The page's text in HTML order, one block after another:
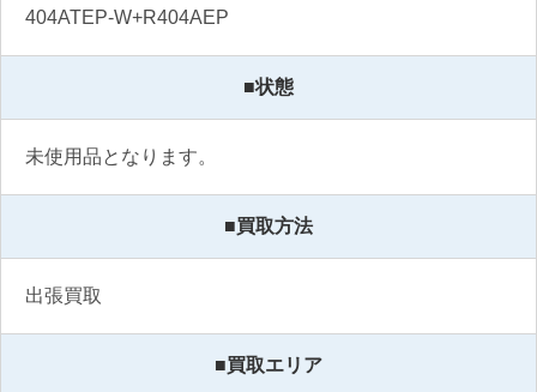
404ATEP-W+R404AEP
■状態
未使用品となります。
■買取方法
出張買取
■買取エリア